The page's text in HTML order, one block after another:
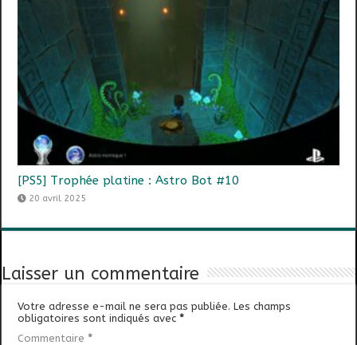
[PS5] Trophée platine : Astro Bot #10
20 avril 2025
Laisser un commentaire
Votre adresse e-mail ne sera pas publiée. Les champs
obligatoires sont indiqués avec*
Commentaire *